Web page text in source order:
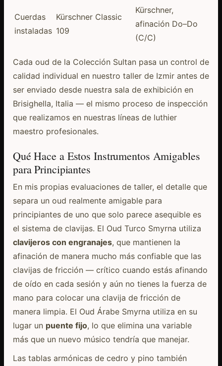
Cuerdas
instaladas
Kürschner Classic
109
Kürschner,
afinación Do–Do
(C/C)
Cada oud de la Colección Sultan pasa un control de
calidad individual en nuestro taller de Izmir antes de
ser enviado desde nuestra sala de exhibición en
Brisighella, Italia — el mismo proceso de inspección
que realizamos en nuestras líneas de luthier
maestro profesionales.
Qué Hace a Estos Instrumentos Amigables
para Principiantes
En mis propias evaluaciones de taller, el detalle que
separa un oud realmente amigable para
principiantes de uno que solo parece asequible es
el sistema de clavijas. El Oud Turco Smyrna utiliza
clavijeros con engranajes, que mantienen la
afinación de manera mucho más confiable que las
clavijas de fricción — crítico cuando estás afinando
de oído en cada sesión y aún no tienes la fuerza de
mano para colocar una clavija de fricción de
manera limpia. El Oud Árabe Smyrna utiliza en su
lugar un puente fijo, lo que elimina una variable
más que un nuevo músico tendría que manejar.
Las tablas armónicas de cedro y pino también